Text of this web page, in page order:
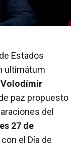
Estados
ultimátum
Volodímir
paz propuesto
del
27 de
el Día de